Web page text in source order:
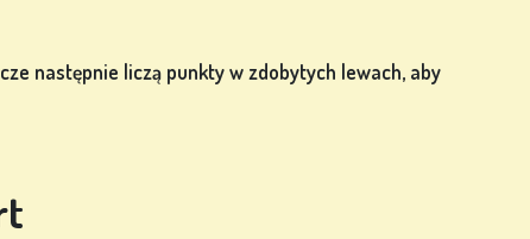
następnie liczą punkty w zdobytych lewach, aby